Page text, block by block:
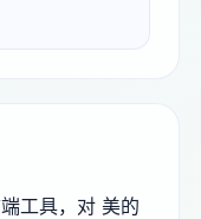
工具，对 美的